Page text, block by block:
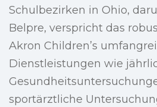
Schulbezirken in Ohio,
Belpre, verspricht das
Akron Children’s
Dienstleistungen wie
sportärztliche